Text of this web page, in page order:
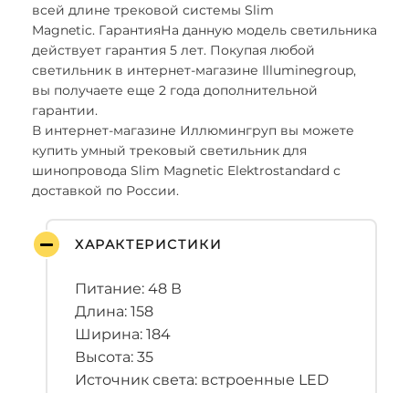
всей длине трековой системы Slim
Magnetic. ГарантияНа данную модель светильника
действует гарантия 5 лет. Покупая любой
светильник в интернет-магазине Illuminegroup,
вы получаете еще 2 года дополнительной
гарантии.
В интернет-магазине Иллюмингруп вы можете
купить умный трековый светильник для
шинопровода Slim Magnetic Elektrostandard с
доставкой по России.
ХАРАКТЕРИСТИКИ
Питание: 48 В
Длина: 158
Ширина: 184
Высота: 35
Источник света: встроенные LED